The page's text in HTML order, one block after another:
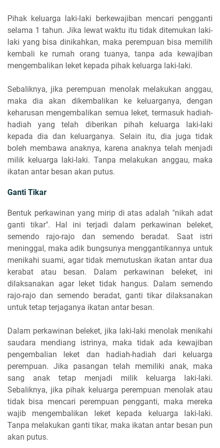
Pihak keluarga laki-laki berkewajiban mencari pengganti
selama 1 tahun. Jika lewat waktu itu tidak ditemukan laki-
laki yang bisa dinikahkan, maka perempuan bisa memilih
kembali ke rumah orang tuanya, tanpa ada kewajiban
mengembalikan leket kepada pihak keluarga laki-laki.
Sebaliknya, jika perempuan menolak melakukan anggau,
maka dia akan dikembalikan ke keluarganya, dengan
keharusan mengembalikan semua leket, termasuk hadiah-
hadiah yang telah diberikan pihah keluarga laki-laki
kepada dia dan keluarganya. Selain itu, dia juga tidak
boleh membawa anaknya, karena anaknya telah menjadi
milik keluarga laki-laki. Tanpa melakukan anggau, maka
ikatan antar besan akan putus.
Ganti Tikar
Bentuk perkawinan yang mirip di atas adalah "nikah adat
ganti tikar". Hal ini terjadi dalam perkawinan beleket,
semendo rajo-rajo dan semendo beradat. Saat istri
meninggal, maka adik bungsunya menggantikannya untuk
menikahi suami, agar tidak memutuskan ikatan antar dua
kerabat atau besan. Dalam perkawinan beleket, ini
dilaksanakan agar leket tidak hangus. Dalam semendo
rajo-rajo dan semendo beradat, ganti tikar dilaksanakan
untuk tetap terjaganya ikatan antar besan.
Dalam perkawinan beleket, jika laki-laki menolak menikahi
saudara mendiang istrinya, maka tidak ada kewajiban
pengembalian leket dan hadiah-hadiah dari keluarga
perempuan. Jika pasangan telah memiliki anak, maka
sang anak tetap menjadi milik keluarga laki-laki.
Sebaliknya, jika pihak keluarga perempuan menolak atau
tidak bisa mencari perempuan pengganti, maka mereka
wajib mengembalikan leket kepada keluarga laki-laki.
Tanpa melakukan ganti tikar, maka ikatan antar besan pun
akan putus.